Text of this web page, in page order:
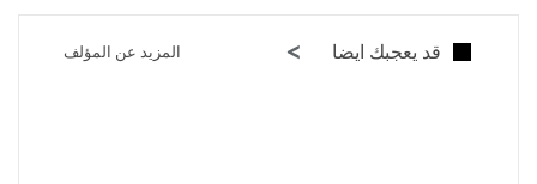
قد يعجبك ايضا المزيد عن المؤلف